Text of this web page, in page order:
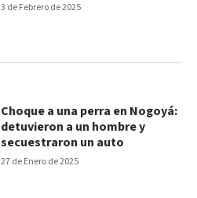
3 de Febrero de 2025
27 de Enero de 2025
Choque a una perra en Nogoyá:
detuvieron a un hombre y
secuestraron un auto